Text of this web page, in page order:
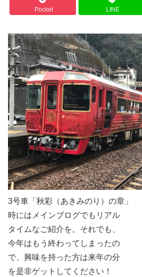
Pocket LINE
3号車「秋彩（あきみのり）の章」
時にはメインブログでもリアル
タイムなご紹介を。それでも、
今年はもう終わってしまったの
で、興味を持った方は来年の分
を是非ゲットしてください！